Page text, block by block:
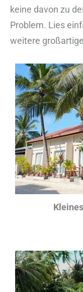
keine davon zu
Problem. Lies
weitere